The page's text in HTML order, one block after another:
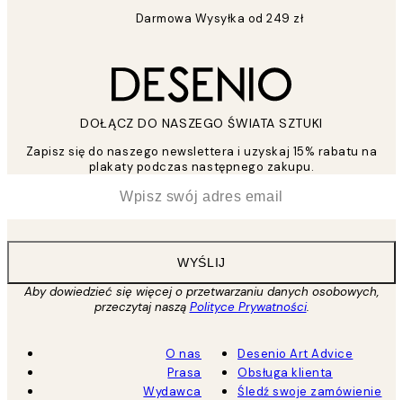
Darmowa Wysyłka od 249 zł
DOŁĄCZ DO NASZEGO ŚWIATA SZTUKI
Zapisz się do naszego newslettera i uzyskaj 15% rabatu na
plakaty podczas następnego zakupu.
WYŚLIJ
Aby dowiedzieć się więcej o przetwarzaniu danych osobowych,
przeczytaj naszą Polityce Prywatności.
O nas
Prasa
Wydawca
Desenio Art Advice
Obsługa klienta
Śledź swoje zamówienie